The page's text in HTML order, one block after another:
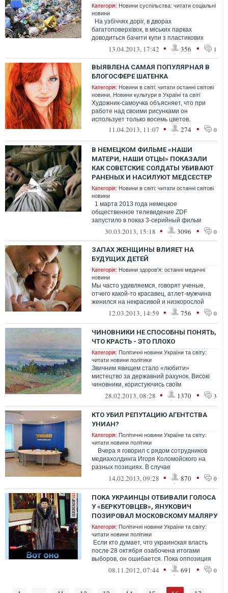
Категорія: Новини суспільства: читати соціальні
новини
На узбіччях доріг, в дворах
багатоповерхівок, в міських парках
доводиться бачити купи з пластикових
пляшок, використаних упаковок та інших
13.04.2013, 17:42 • 356 • 1
ВЫЯВЛЕНА САМАЯ ПОПУЛЯРНАЯ В
БЛОГОСФЕРЕ ШАТЕНКА
Категорія: Новини в світі: читати останні світові
новини Новини культури в Україні та світі
Художник-самоучка объясняет, что при
работе над своими рисунками он
использует только восемь цветов.
11.04.2013, 11:07 • 274 • 0
В НЕМЕЦКОМ ФИЛЬМЕ «НАШИ
МАТЕРИ, НАШИ ОТЦЫ» ПОКАЗАЛИ
КАК СОВЕТСКИЕ СОЛДАТЫ УБИВАЮТ
РАНЕНЫХ И НАСИЛУЮТ МЕДСЕСТЕР
Категорія: Новини в світі: читати останні світові
новини
1 марта 2013 года немецкое
общественное телевидение ZDF
запустило в показ 3-серийный фильм
«Наши матери, наши отцы» о Второй
30.03.2013, 15:18 • 3096 • 0
ЗАПАХ ЖЕНЩИНЫ ВЛИЯЕТ НА
БУДУЩИХ ДЕТЕЙ
Категорія: Новини здоров'я: останні медичні
новини
Мы часто удивляемся, говорят ученые,
отчего какой-то красавец, атлет-мужчина
женился на некрасивой и низкорослой
девушке. Казалось бы, ему судьбой пре...
12.03.2013, 14:59 • 756 • 0
ЧИНОВНИКИ НЕ СПОСОБНЫ ПОНЯТЬ,
ЧТО КРАСТЬ - ЭТО ПЛОХО
Категорія: Політичні новини України та світу:
читати новини політики
Звичним явищем стало «любити»
мистецтво за державний рахунок. Високі
чиновники, користуючись своїм
положенням, беруть картини та інші твор...
28.02.2013, 08:28 • 1370 • 3
КТО УБИЛ РЕПУТАЦИЮ АГЕНТСТВА
УНИАН?
Категорія: Політичні новини України та світу:
читати новини політики
Вчера я говорил с рядом сотрудников
медиахолдинга Игоря Коломойского на
разных позициях. В случае
необходимости, я готов &...
14.02.2013, 09:28 • 870 • 0
ПОКА УКРАИНЦЫ ОТБИВАЛИ ГОЛОСА
У «БЕРКУТОВЦЕВ», ЯНУКОВИЧ
ПОЗИРОВАЛ МОСКОВСКОМУ МАЛЯРУ
Категорія: Політичні новини України та світу:
читати новини політики
Если кто думает, что украинская власть
после 28 октября озабочена итогами
выборов, он ошибается. Пока оппозиция
отбивает каждый голос у «берку...
08.11.2012, 07:44 • 691 • 0